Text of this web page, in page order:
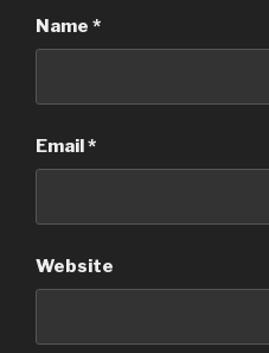
Name *
Email*
Website